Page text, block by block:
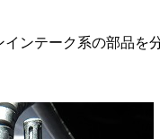
ンテーク系の部品を